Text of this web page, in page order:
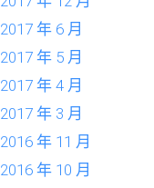
2017 年 6 月
2017 年 5 月
2017 年 4 月
2017 年 3 月
2016 年 11 月
2016 年 10 月